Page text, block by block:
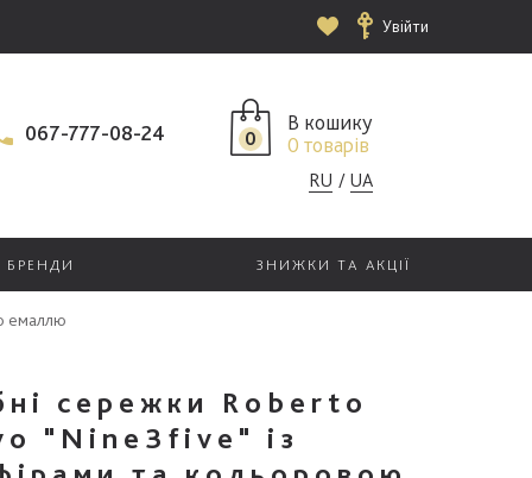
Увійти
067-777-08-24 0
В кошику
0 товарів
RU UA
БРЕНДИ ЗНИЖКИ ТА АКЦІЇ
емаллю
сережки Roberto
"Nine3five" із